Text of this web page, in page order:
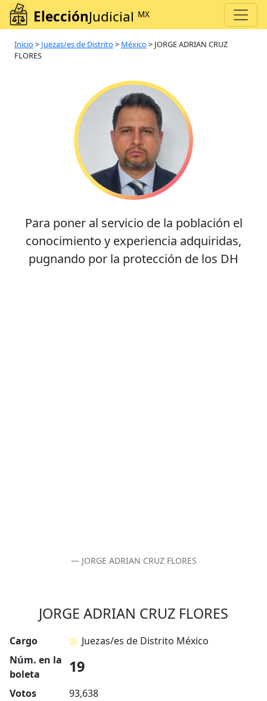
ElecciónJudicial MX
Inicio > Juezas/es de Distrito > México > JORGE ADRIAN CRUZ
FLORES
Para poner al servicio de la población el
conocimiento y experiencia adquiridas,
pugnando por la protección de los DH
JORGE ADRIAN CRUZ FLORES
JORGE ADRIAN CRUZ FLORES
Cargo
Juezas/es de Distrito México
Núm. en la
boleta
19
Votos
93,638